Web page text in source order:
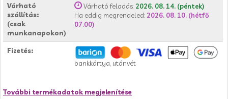
Várható
szállítás:
(csak
munkanapokon)
Várható feladás: 2026. 08. 14. (péntek)
Ha eddig megrendeled: 2026. 08. 10. (hétfő
07.00)
Fizetés:
bankkártya, utánvét
További termékadatok megjelenítése